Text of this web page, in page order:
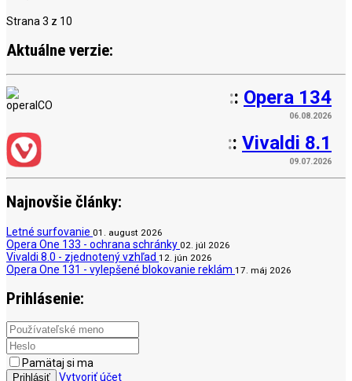
Strana 3 z 10
Aktuálne verzie:
:: Opera 134
06.08.2026
:: Vivaldi 8.1
09.07.2026
Najnovšie články:
Letné surfovanie 01. august 2026
Opera One 133 - ochrana schránky 02. júl 2026
Vivaldi 8.0 - zjednotený vzhľad 12. jún 2026
Opera One 131 - vylepšené blokovanie reklám 17. máj 2026
Prihlásenie:
Pamätaj si ma
Prihlásiť Vytvoriť účet